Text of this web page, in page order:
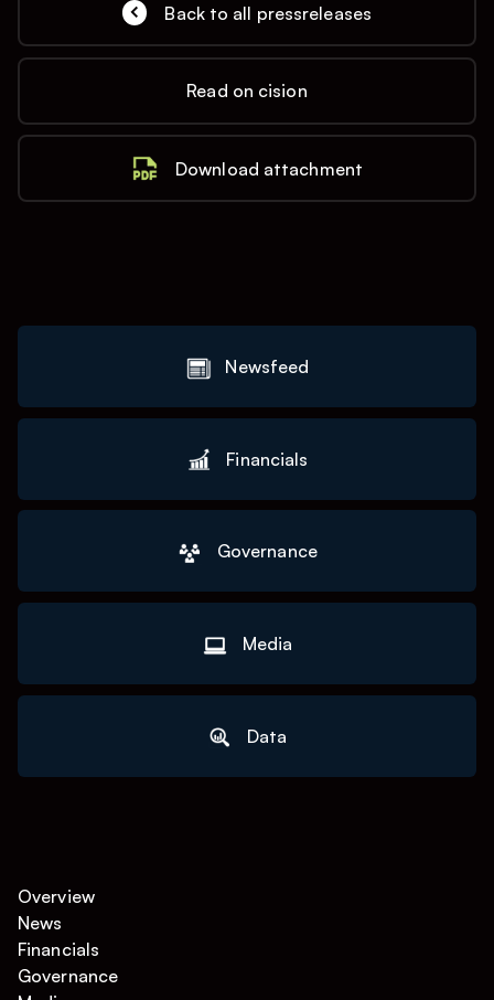
Back to all pressreleases
Read on cision
Download attachment
Newsfeed
Financials
Governance
Media
Data
Overview
News
Financials
Governance